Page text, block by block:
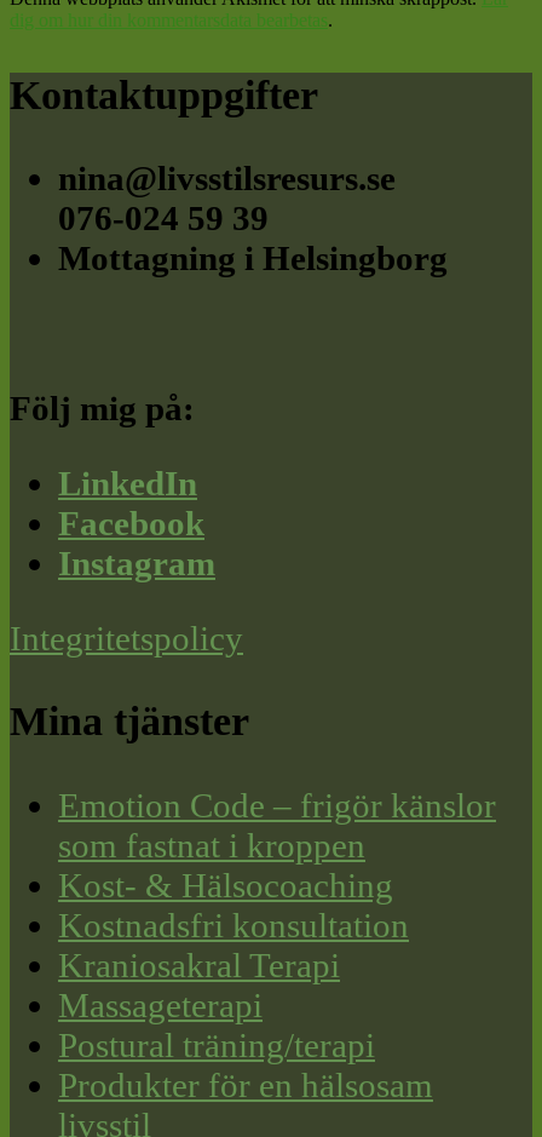
dig om hur din kommentarsdata bearbetas.
Footer
Kontaktuppgifter
nina@livsstilsresurs.se
076-024 59 39
Mottagning i Helsingborg
Följ mig på:
LinkedIn
Facebook
Instagram
Integritetspolicy
Mina tjänster
Emotion Code – frigör känslor
som fastnat i kroppen
Kost- & Hälsocoaching
Kostnadsfri konsultation
Kraniosakral Terapi
Massageterapi
Postural träning/terapi
Produkter för en hälsosam
livsstil